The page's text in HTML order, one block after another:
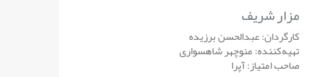
مزار شریف
کارگردان: عبدالحسن برزیده
تهیه‌کننده: منوچهر شاهسواری
صاحب امتیاز: آپرا